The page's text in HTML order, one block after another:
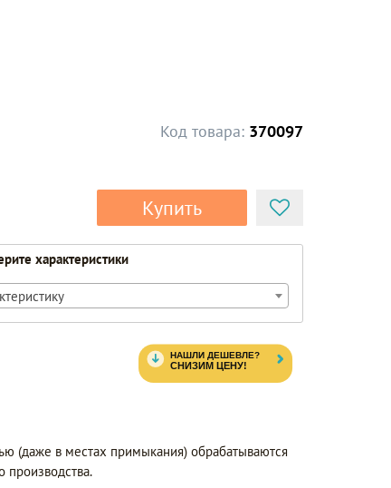
Код товара: 370097
Купить
характеристики
(даже в местах примыкания) обрабатываются
производства.